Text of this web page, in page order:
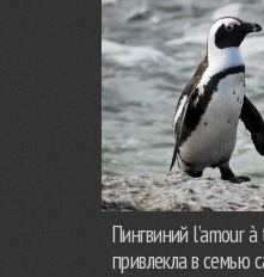
Пингвиний l’amour
привлекла в семью